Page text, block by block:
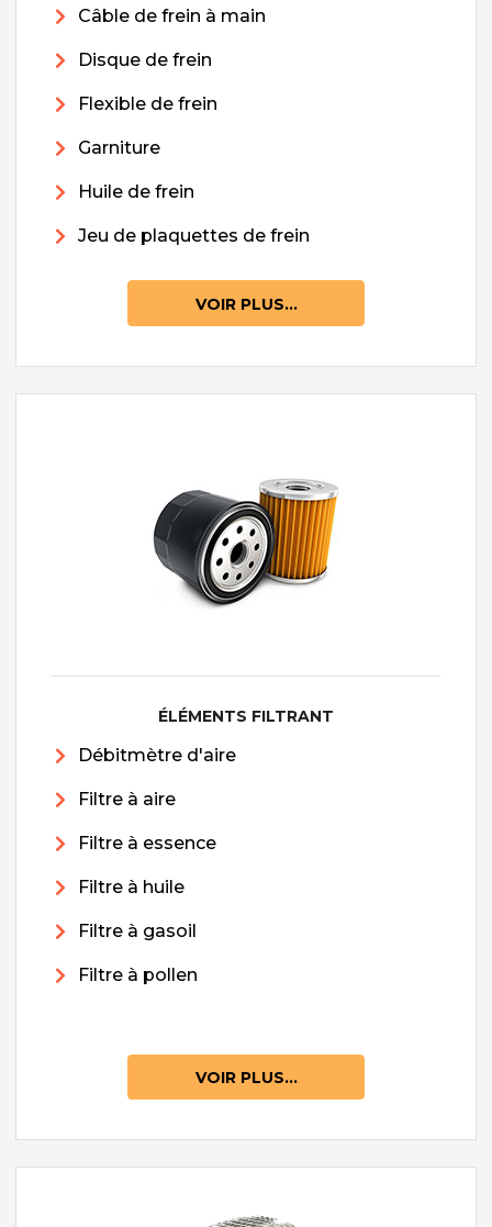
Câble de frein à main
Disque de frein
Flexible de frein
Garniture
Huile de frein
Jeu de plaquettes de frein
VOIR PLUS...
ÉLÉMENTS FILTRANT
Débitmètre d'aire
Filtre à aire
Filtre à essence
Filtre à huile
Filtre à gasoil
Filtre à pollen
VOIR PLUS...